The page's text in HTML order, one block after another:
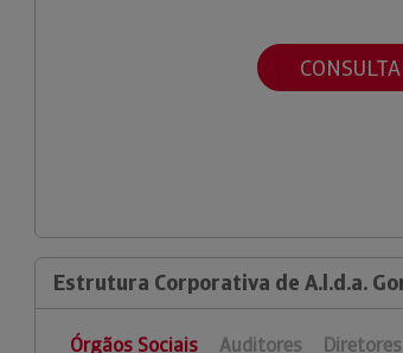
Estrutura Corporativa de A.l.d.a.
Órgãos Sociais Auditores Diretores